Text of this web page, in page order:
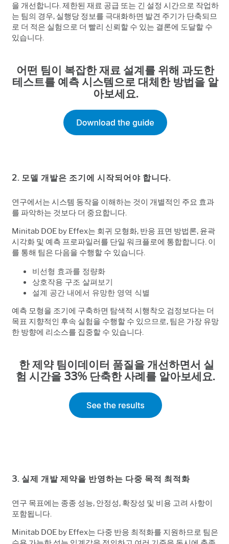
을 개선합니다. 제한된 재료 공급 또는 긴 설정 시간으로 작업하
는 팀의 경우, 실행당 정보를 극대화하면 발견 주기가 단축되므
로 더 적은 실험으로 더 빨리 신뢰할 수 있는 결론에 도달할 수
있습니다.
어떤 팀이 복잡한 재료 설계를 위해 과도한
테스트를 예측 시스템으로 대체한 방법을 알
아보세요.
2. 모델 개발은 조기에 시작되어야 합니다.
연구에서는 시스템 동작을 이해하는 것이 개별적인 주요 효과
를 파악하는 것보다 더 중요합니다.
Minitab DOE by Effex는 회귀 모형화, 반응 표면 방법론, 윤곽
시각화 및 예측 프로파일러를 단일 워크플로에 통합합니다. 이
를 통해 팀은 다음을 수행할 수 있습니다.
비선형 효과를 정량화
상호작용 구조 살펴보기
설계 공간 내에서 유망한 영역 식별
예측 모형을 조기에 구축하면 탐색적 시행착오 검정보다는 더
목표 지향적인 후속 실험을 수행할 수 있으므로, 팀은 가장 유망
한 방향에 리소스를 집중할 수 있습니다.
한 제약 팀이데이터 품질을 개선하면서 실
험 시간을 33% 단축한 사례를 알아보세요.
3. 실제 개발 제약을 반영하는 다중 목적 최적화
연구 목표에는 종종 성능, 안정성, 확장성 및 비용 고려 사항이
포함됩니다.
Minitab DOE by Effex는 다중 반응 최적화를 지원하므로 팀은